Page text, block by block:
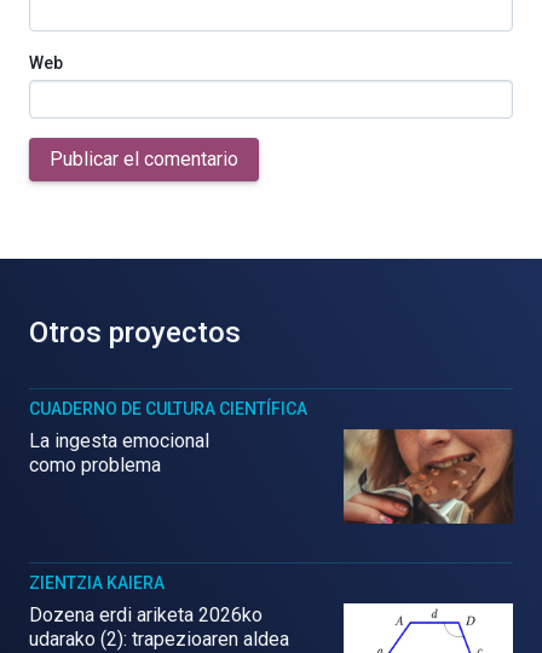
Web
Publicar el comentario
Otros proyectos
CUADERNO DE CULTURA CIENTÍFICA
La ingesta emocional
como problema
ZIENTZIA KAIERA
Dozena erdi ariketa 2026ko
udarako (2): trapezioaren aldea